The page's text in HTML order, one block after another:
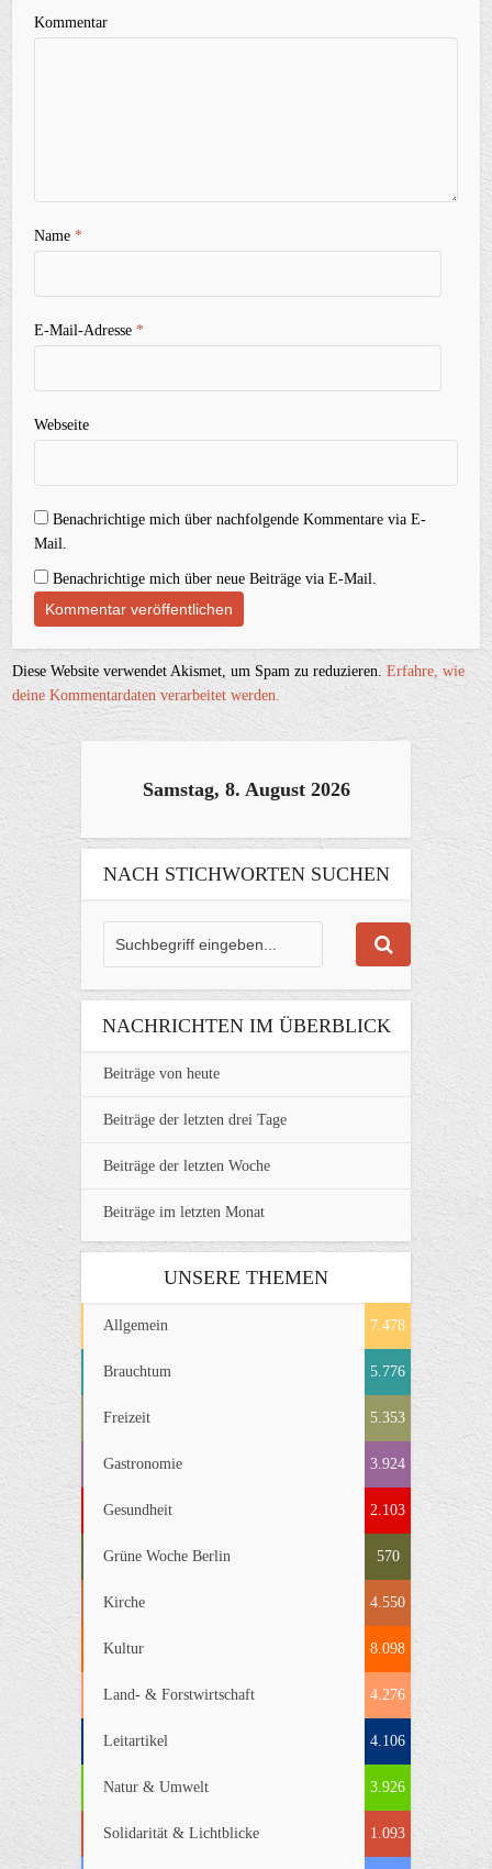
Kommentar
Name*
E-Mail-Adresse*
Webseite
Benachrichtige mich über nachfolgende Kommentare via E-
Mail.
Benachrichtige mich über neue Beiträge via E-Mail.
Diese Website verwendet Akismet, um Spam zu reduzieren.Erfahre, wie
deine Kommentardaten verarbeitet werden.
Samstag, 8. August 2026
NACH STICHWORTEN SUCHEN
NACHRICHTEN IM ÜBERBLICK
Beiträge von heute
Beiträge der letzten drei Tage
Beiträge der letzten Woche
Beiträge im letzten Monat
UNSERE THEMEN
Allgemein 7.478
Brauchtum 5.776
Freizeit 5.353
Gastronomie 3.924
Gesundheit 2.103
Grüne Woche Berlin 570
Kirche 4.550
Kultur 8.098
Land- & Forstwirtschaft 4.276
Leitartikel 4.106
Natur & Umwelt 3.926
Solidarität & Lichtblicke 1.093